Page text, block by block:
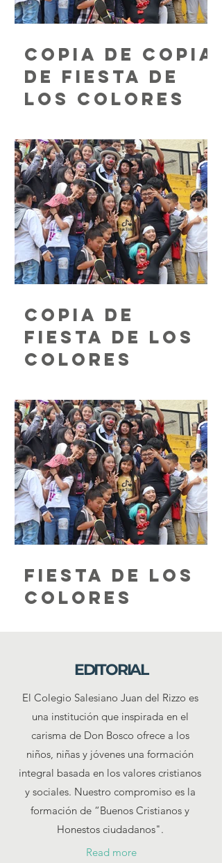
Copia de Copia
de Fiesta de
los colores
Copia de
Fiesta de los
colores
Fiesta de los
colores
EDITORIAL
El Colegio Salesiano Juan del Rizzo es
una institución que inspirada en el
carisma de Don Bosco ofrece a los
niños, niñas y jóvenes una formación
integral basada en los valores cristianos
y sociales. Nuestro compromiso es la
formación de “Buenos Cristianos y
Honestos ciudadanos".
Read more